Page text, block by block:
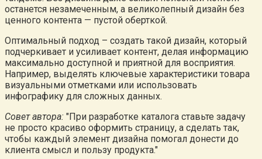
останется незамеченным, а великолепный дизайн без
ценного контента — пустой оберткой.
Оптимальный подход – создать такой дизайн, который
подчеркивает и усиливает контент, делая информацию
максимально доступной и приятной для восприятия.
Например, выделять ключевые характеристики товара
визуальными отметками или использовать
инфографику для сложных данных.
Совет автора: При разработке каталога ставьте задачу
не просто красиво оформить страницу, а сделать так,
чтобы каждый элемент дизайна помогал донести до
клиента смысл и пользу продукта.